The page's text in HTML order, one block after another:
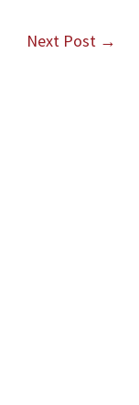
Next Post →